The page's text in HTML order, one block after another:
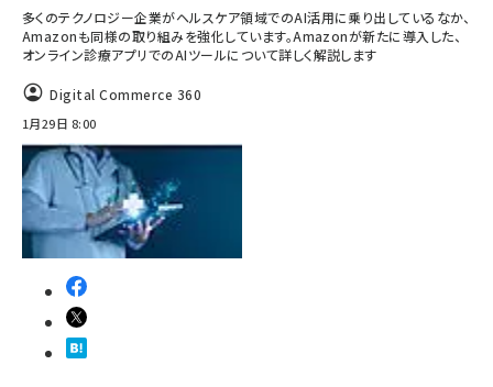
多くのテクノロジー企業がヘルスケア領域でのAI活用に乗り出しているなか、
Amazonも同様の取り組みを強化しています。Amazonが新たに導入した、
オンライン診療アプリでのAIツールについて詳しく解説します
Digital Commerce 360
1月29日 8:00